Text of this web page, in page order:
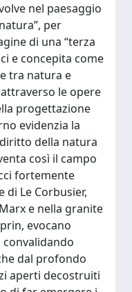
nel paesaggio
per
di una “terza
e concepita come
tra natura e
le opere
progettazione
evidenzia la
della natura
così il campo
fortemente
di Le Corbusier,
e nella granite
evocano
dal profondo
aperti decostruiti